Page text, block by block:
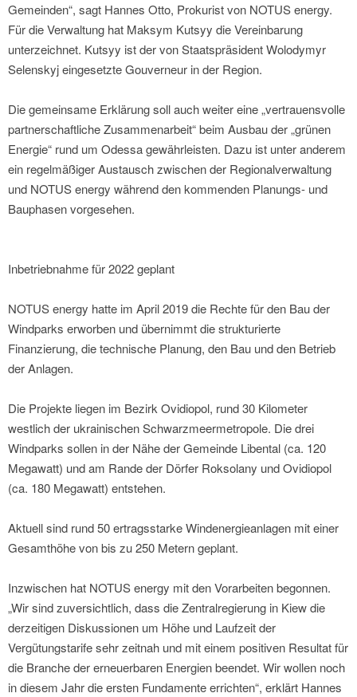
Gemeinden“, sagt Hannes Otto, Prokurist von NOTUS energy.
Für die Verwaltung hat Maksym Kutsyy die Vereinbarung
unterzeichnet. Kutsyy ist der von Staatspräsident Wolodymyr
Selenskyj eingesetzte Gouverneur in der Region.
Die gemeinsame Erklärung soll auch weiter eine „vertrauensvolle
partnerschaftliche Zusammenarbeit“ beim Ausbau der „grünen
Energie“ rund um Odessa gewährleisten. Dazu ist unter anderem
ein regelmäßiger Austausch zwischen der Regionalverwaltung
und NOTUS energy während den kommenden Planungs- und
Bauphasen vorgesehen.
Inbetriebnahme für 2022 geplant
NOTUS energy hatte im April 2019 die Rechte für den Bau der
Windparks erworben und übernimmt die strukturierte
Finanzierung, die technische Planung, den Bau und den Betrieb
der Anlagen.
Die Projekte liegen im Bezirk Ovidiopol, rund 30 Kilometer
westlich der ukrainischen Schwarzmeermetropole. Die drei
Windparks sollen in der Nähe der Gemeinde Libental (ca. 120
Megawatt) und am Rande der Dörfer Roksolany und Ovidiopol
(ca. 180 Megawatt) entstehen.
Aktuell sind rund 50 ertragsstarke Windenergieanlagen mit einer
Gesamthöhe von bis zu 250 Metern geplant.
Inzwischen hat NOTUS energy mit den Vorarbeiten begonnen.
„Wir sind zuversichtlich, dass die Zentralregierung in Kiew die
derzeitigen Diskussionen um Höhe und Laufzeit der
Vergütungstarife sehr zeitnah und mit einem positiven Resultat für
die Branche der erneuerbaren Energien beendet. Wir wollen noch
in diesem Jahr die ersten Fundamente errichten“, erklärt Hannes